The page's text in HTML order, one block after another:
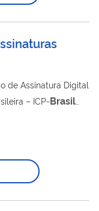
– ICP-Brasil
digital existente
da ICP-
instituiu a ICP-